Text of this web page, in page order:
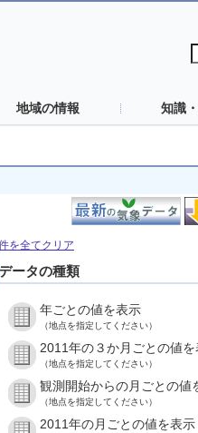
地域の情報 知識
を全てクリア
ータの種類
年ごとの値を表示
（地点を指定してください）
2011年の３か月ごとの値を
（地点を指定してください）
観測開始からの月ごとの値
（地点を指定してください）
2011年の月ごとの値を表示